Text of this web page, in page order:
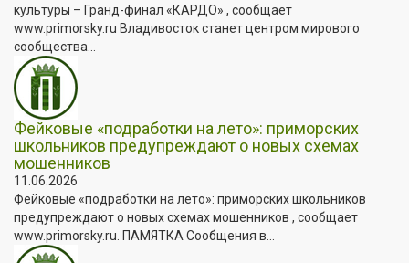
культуры – Гранд-финал «КАРДО» , сообщает
www.primorsky.ru Владивосток станет центром мирового
сообщества...
Фейковые «подработки на лето»: приморских
школьников предупреждают о новых схемах
мошенников
11.06.2026
Фейковые «подработки на лето»: приморских школьников
предупреждают о новых схемах мошенников , сообщает
www.primorsky.ru. ПАМЯТКА Сообщения в...